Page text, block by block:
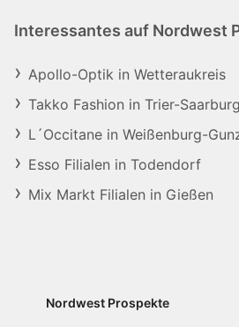
Interessantes auf Nordwest
Apollo-Optik in Wetteraukreis
Takko Fashion in Trier-Saarburg
L´Occitane in Weißenburg-
Esso Filialen in Todendorf
Mix Markt Filialen in Gießen
Nordwest Prospekte